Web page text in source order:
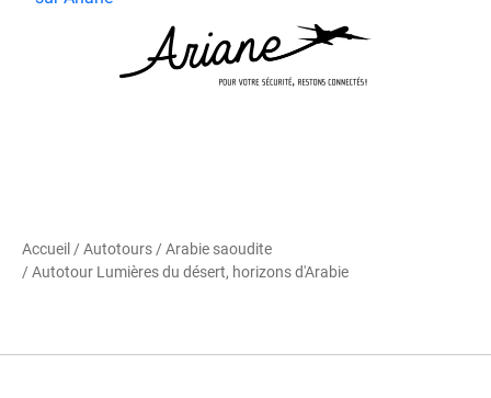
Accueil /Autotours /Arabie saoudite
/ Autotour Lumières du désert, horizons d'Arabie